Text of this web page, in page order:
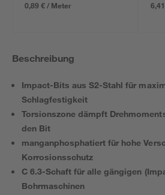
0,89 € / Meter
Beschreibung
Impact-Bits aus S2-Stahl für
Schlagfestigkeit
Torsionszone dämpft
den Bit
manganphosphatiert für hohe
Korrosionsschutz
C 6.3-Schaft für alle gängigen
Bohrmaschinen